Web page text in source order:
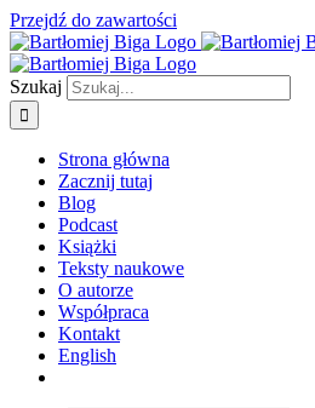
Przejdź do zawartości
Szukaj
Strona główna
Zacznij tutaj
Blog
Podcast
Książki
Teksty naukowe
O autorze
Współpraca
Kontakt
English